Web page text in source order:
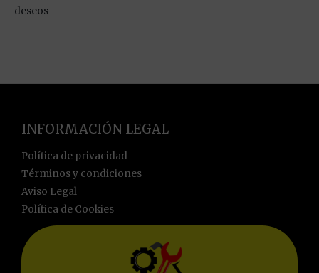
deseos
INFORMACIÓN LEGAL
Política de privacidad
Términos y condiciones
Aviso Legal
Política de Cookies